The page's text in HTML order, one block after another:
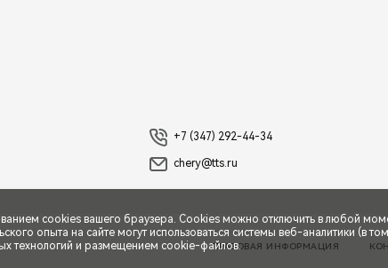
+7 (347) 292-44-34
chery@tts.ru
ПРАВОВАЯ ИНФОРМАЦИЯ
cookies вашего браузера. Cookies можно отключить в любой
опыта на сайте могут использоваться системы веб-аналитики (в
технологий и размещением cookie-файлов.